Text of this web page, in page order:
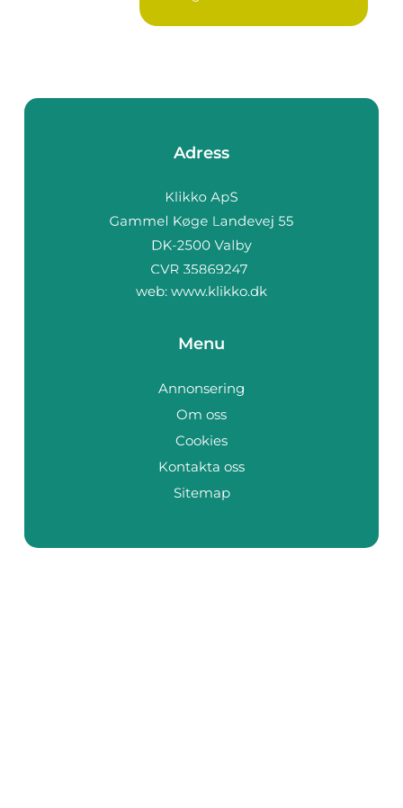
Adress
web: www.klikko.dk
Menu
Annonsering
Om oss
Cookies
Kontakta oss
Sitemap